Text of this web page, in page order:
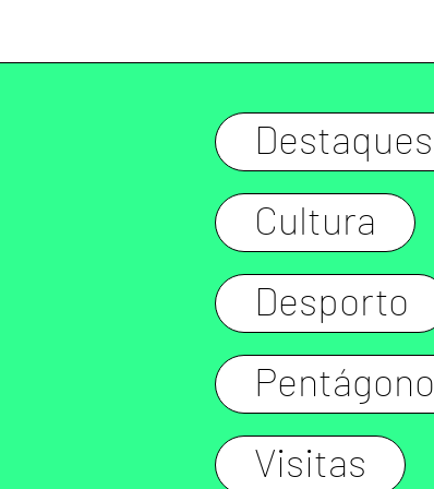
Destaques
Cultura
Desporto
Pentágono
Visitas